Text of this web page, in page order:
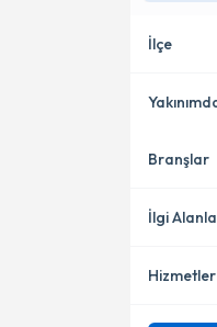
İlçe
Branşlar
Klinik
İlgi
Hizmetler